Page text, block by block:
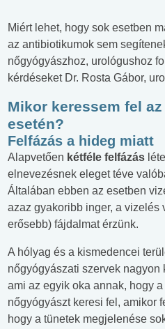
Miért lehet, hogy sok esetben
az antibiotikumok sem
nőgyógyászhoz, urológushoz
kérdéseket Dr. Rosta Gábor,
Mikor keressem fel
esetén?
Felfázás a hideg miatt
Alapvetően kétféle felfázás
elnevezésnek eleget téve
Általában ebben az esetben
azaz gyakoribb inger, a vizelés
erősebb) fájdalmat érzünk.
A hólyag és a kismedencei
nőgyógyászati szervek nagyon
ami az egyik oka annak, hogy
nőgyógyászt keresi fel, amikor
hogy a tünetek megjelenése